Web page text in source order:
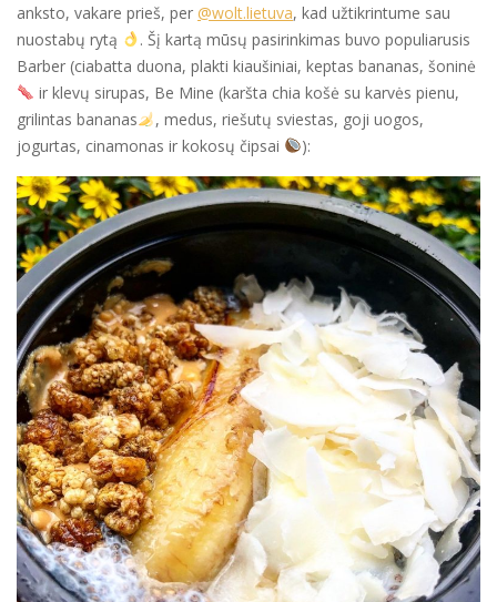
anksto, vakare prieš, per @wolt.lietuva, kad užtikrintume sau
nuostabų rytą
. Šį kartą mūsų pasirinkimas buvo populiarusis
Barber (ciabatta duona, plakti kiaušiniai, keptas bananas, šoninė
ir klevų sirupas, Be Mine (karšta chia košė su karvės pienu,
grilintas bananas
, medus, riešutų sviestas, goji uogos,
jogurtas, cinamonas ir kokosų čipsai
):